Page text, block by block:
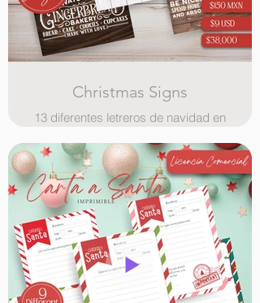
Christmas Signs
13 diferentes letreros de navidad en
canva puedes elegir entre 5
diferentes texturas de madera, y
cambiar el color de las letras,
tamaño doble carta.